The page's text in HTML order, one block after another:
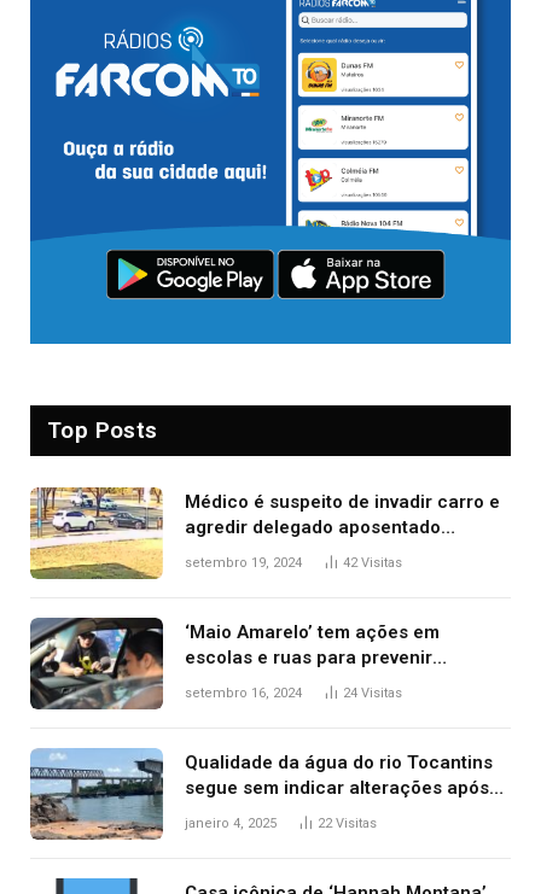
Top Posts
Médico é suspeito de invadir carro e
agredir delegado aposentado
durante confusão no trânsito
setembro 19, 2024 42Visitas
‘Maio Amarelo’ tem ações em
escolas e ruas para prevenir
acidentes no trânsito no AP
setembro 16, 2024 24 Visitas
Qualidade da água do rio Tocantins
segue sem indicar alterações após
desabamento da ponte entre MA e
janeiro 4, 2025 22Visitas